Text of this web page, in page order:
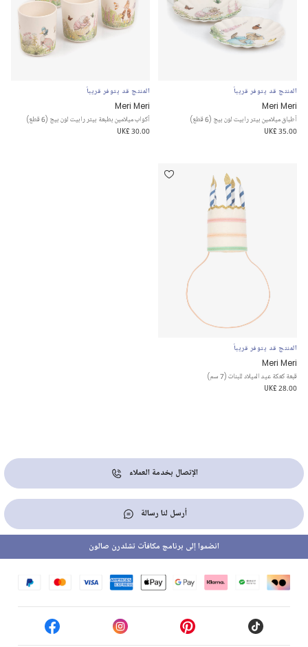
المنتج قد يتوفر قريباً
Meri Meri
أطباق ميلامين بيتر رابيت لون بيج (6 قطع)
UK£ 35.00
المنتج قد يتوفر قريباً
Meri Meri
أكواب ميلامين بطبعة بيتر رابيت لون بيج (6 قطع)
UK£ 30.00
المنتج قد يتوفر قريباً
Meri Meri
قبعة كعكة عيد الميلاد للبنات (7 سم)
UK£ 28.00
الإتصال بخدمة العملاء
أرسل لنا رسالة
انضموا إلى برنامج مكافآت تشلدرن صالون